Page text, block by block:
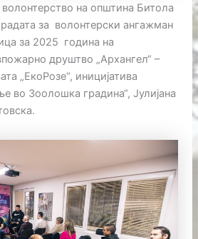
на општина Битола
за волонтерски ангажман
за 2025 година на
друштво „Архангел“ –
„ЕкоРозе“, иницијатива
во Зоолошка градина“, Јулијана